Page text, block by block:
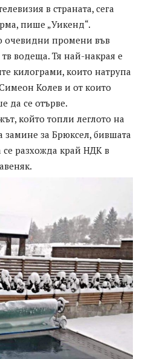
в страната, сега
пише „Уикенд“.
очевидни промени във
водеща. Тя най-накрая е
килограми, които натрупа
Колев и от които
да се отърве.
който топли леглото на
за Брюксел, бившата
разхожда край НДК в